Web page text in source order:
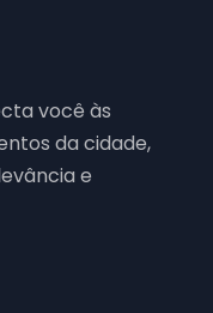
você às
da cidade,
e